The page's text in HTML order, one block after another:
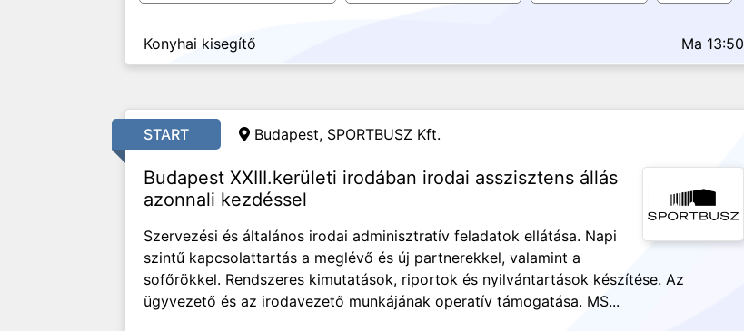
Konyhai kisegítő Ma 13:50
START Budapest, SPORTBUSZ Kft.
Budapest XXIII.kerületi irodában irodai asszisztens állás
azonnali kezdéssel
Szervezési és általános irodai adminisztratív feladatok ellátása. Napi
szintű kapcsolattartás a meglévő és új partnerekkel, valamint a
sofőrökkel. Rendszeres kimutatások, riportok és nyilvántartások készítése. Az
ügyvezető és az irodavezető munkájának operatív támogatása. MS...